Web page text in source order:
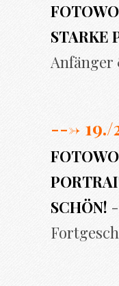
STARKE
---> 19./
SCHÖN!